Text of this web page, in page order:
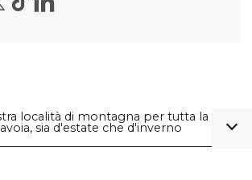
località di montagna per tutta la
sia d'estate che d'inverno